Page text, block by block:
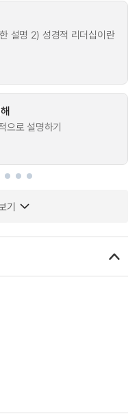
설명 2) 성경적 리더십이란
으로 설명하기
기